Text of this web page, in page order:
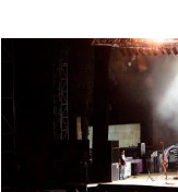
este verán.